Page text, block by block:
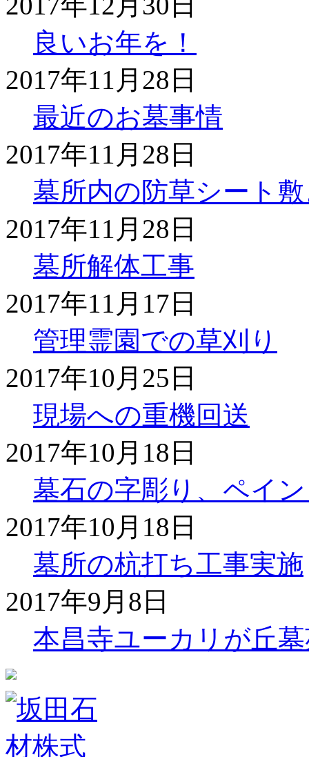
良いお年を！
2017年11月28日
最近のお墓事情
2017年11月28日
墓所内の防草シート
2017年11月28日
墓所解体工事
2017年11月17日
管理霊園での草刈り
2017年10月25日
現場への重機回送
2017年10月18日
墓石の字彫り、ペイ
2017年10月18日
墓所の杭打ち工事実施
2017年9月8日
本昌寺ユーカリが丘